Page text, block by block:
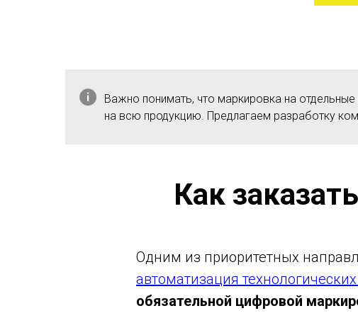
Важно понимать, что маркировка на
на всю продукцию. Предлагаем разработку
Как
Одним из приоритетных
автоматизация
обязательной цифровой